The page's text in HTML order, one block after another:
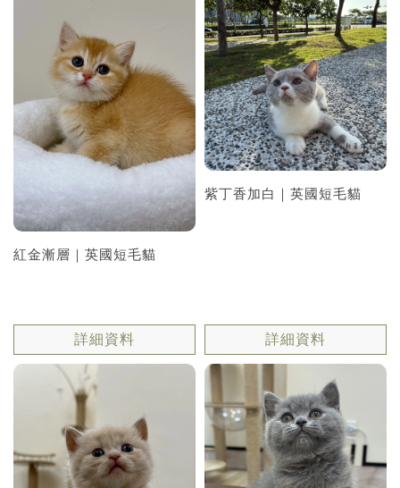
紅金漸層｜英國短毛貓
詳細資料
紫丁香加白｜英國短毛貓
詳細資料